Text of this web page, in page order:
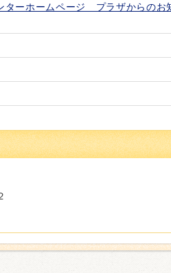
ターホームページ プラザからのお